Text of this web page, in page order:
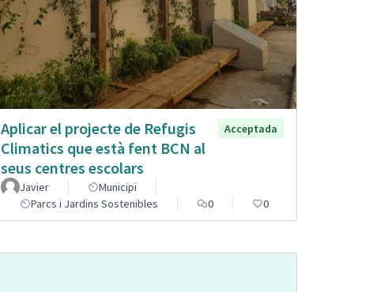
Aplicar el projecte de Refugis
Climatics que està fent BCN al
seus centres escolars
Acceptada
Javier
Municipi
Parcs i Jardins Sostenibles
0 0